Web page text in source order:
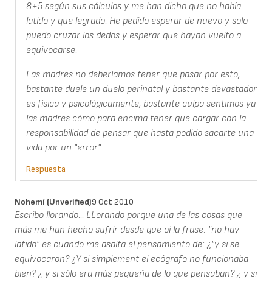
8+5 según sus cálculos y me han dicho que no había
latido y que legrado. He pedido esperar de nuevo y solo
puedo cruzar los dedos y esperar que hayan vuelto a
equivocarse.
Las madres no deberíamos tener que pasar por esto,
bastante duele un duelo perinatal y bastante devastador
es física y psicológicamente, bastante culpa sentimos ya
las madres cómo para encima tener que cargar con la
responsabilidad de pensar que hasta podido sacarte una
vida por un "error".
Respuesta
Nohemí (unverified)9 Oct 2010
Escribo llorando... LLorando porque una de las cosas que
más me han hecho sufrir desde que oí la frase: "no hay
latido" es cuando me asalta el pensamiento de: ¿"y si se
equivocaron? ¿Y si simplement el ecógrafo no funcionaba
bien? ¿ y si sólo era más pequeña de lo que pensaban? ¿ y si